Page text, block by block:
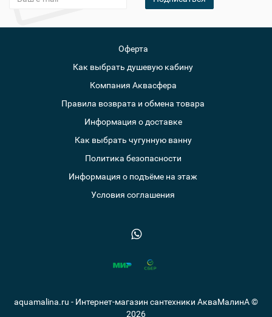
Оферта
Как выбрать душевую кабину
Компания Аквасфера
Правила возврата и обмена товара
Информация о доставке
Как выбрать чугунную ванну
Политика безопасности
Информация о подъёме на этаж
Условия соглашения
aquamalina.ru - Интернет-магазин сантехники АкваМалинА ©
2026